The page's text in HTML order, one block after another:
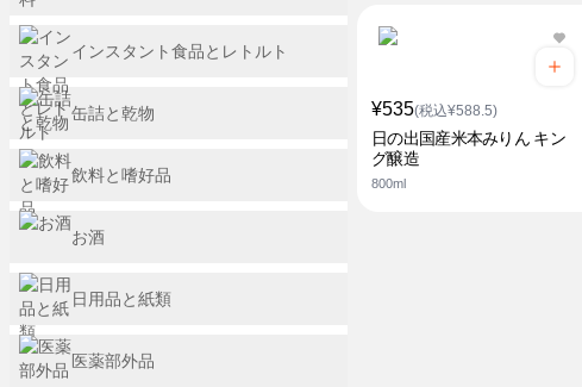
¥535(税込¥588.5)
日の出国産米本みりん キン
グ醸造
800ml
インスタント食品とレトルト
缶詰と乾物
飲料と嗜好品
お酒
日用品と紙類
医薬部外品